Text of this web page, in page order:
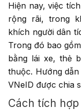
Hiện nay, việc
rộng rãi, trong
khích người dân
Trong đó bao
bằng lái xe, thẻ
thuộc. Hướng
VNeID được chia
Cách tích